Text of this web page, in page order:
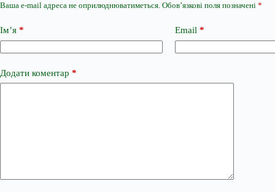
Ваша e-mail адреса не оприлюднюватиметься. Обов’язкові поля позначені *
Ім’я * Email *
Додати коментар *